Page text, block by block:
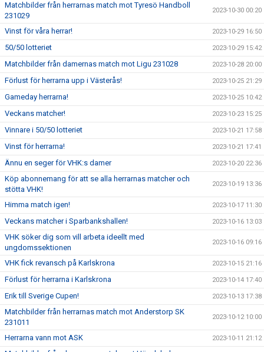
Matchbilder från herrarnas match mot Tyresö Handboll
231029
2023-10-30 00:20
Vinst för våra herrar! 2023-10-29 16:50
50/50 lotteriet 2023-10-29 15:42
Matchbilder från damernas match mot Ligu 231028 2023-10-28 20:00
Förlust för herrarna upp i Västerås! 2023-10-25 21:29
Gameday herrarna! 2023-10-25 10:42
Veckans matcher! 2023-10-23 15:25
Vinnare i 50/50 lotteriet 2023-10-21 17:58
Vinst för herrarna! 2023-10-21 17:41
Ännu en seger för VHK:s damer 2023-10-20 22:36
Köp abonnemang för att se alla herrarnas matcher och
stötta VHK!
2023-10-19 13:36
Himma match igen! 2023-10-17 11:30
Veckans matcher i Sparbankshallen! 2023-10-16 13:03
VHK söker dig som vill arbeta ideellt med
ungdomssektionen
2023-10-16 09:16
VHK fick revansch på Karlskrona 2023-10-15 21:16
Förlust för herrarna i Karlskrona 2023-10-14 17:40
Erik till Sverige Cupen! 2023-10-13 17:38
Matchbilder från herrarnas match mot Anderstorp SK
231011
2023-10-12 10:00
Herrarna vann mot ASK 2023-10-11 21:12